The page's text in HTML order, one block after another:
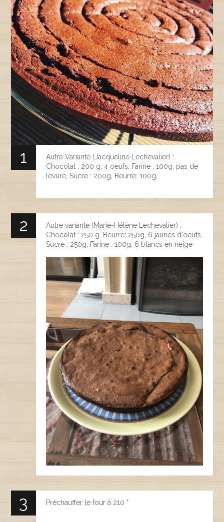
Autre Variante (Jacqueline Lechevalier) :
Chocolat : 200 g, 4 oeufs, Farine : 100g, pas de
levure, Sucre : 200g, Beurre: 100g,
Autre variante (Marie-Hélène Lechevalier) :
Chocolat : 250 g, Beurre: 250g, 6 jaunes d'oeufs,
Sucre : 250g, Farine : 100g, 6 blancs en neige
Préchauffer le four à 210 °